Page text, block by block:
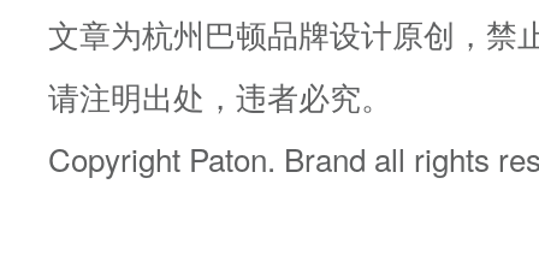
文章为杭州巴顿品牌设计原创，禁
请注明出处，违者必究。
Copyright Paton. Brand all rights